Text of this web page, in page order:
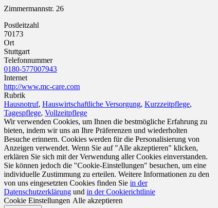
Zimmermannstr. 26
Postleitzahl
70173
Ort
Stuttgart
Telefonnummer
0180-577007943
Internet
http://www.mc-care.com
Rubrik
Hausnotruf, Hauswirtschaftliche Versorgung, Kurzzeitpflege,
Tagespflege, Vollzeitpflege
Wir verwenden Cookies, um Ihnen die bestmögliche Erfahrung zu
bieten, indem wir uns an Ihre Präferenzen und wiederholten
Besuche erinnern. Cookies werden für die Personalisierung von
Anzeigen verwendet. Wenn Sie auf "Alle akzeptieren" klicken,
erklären Sie sich mit der Verwendung aller Cookies einverstanden.
Sie können jedoch die "Cookie-Einstellungen" besuchen, um eine
individuelle Zustimmung zu erteilen. Weitere Informationen zu den
von uns eingesetzten Cookies finden Sie in der
Datenschutzerklärung und in der Cookierichtlinie
Cookie Einstellungen Alle akzeptieren